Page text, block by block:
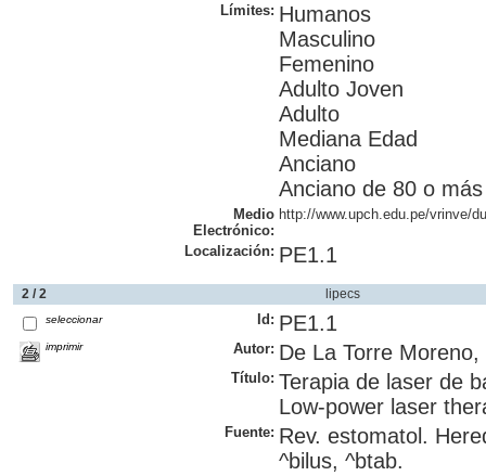
Límites: Humanos
Masculino
Femenino
Adulto Joven
Adulto
Mediana Edad
Anciano
Anciano de 80 o
Medio
Electrónico:
http://www.upch.edu.pe/vrinve/
Localización: PE1.1
2 / 2 lipecs
seleccionar
imprimir
Id: PE1.1
Autor: De La Torre
Título: Terapia de laser de
Low-power laser
Fuente: Rev. estomatol.
^bilus, ^btab.